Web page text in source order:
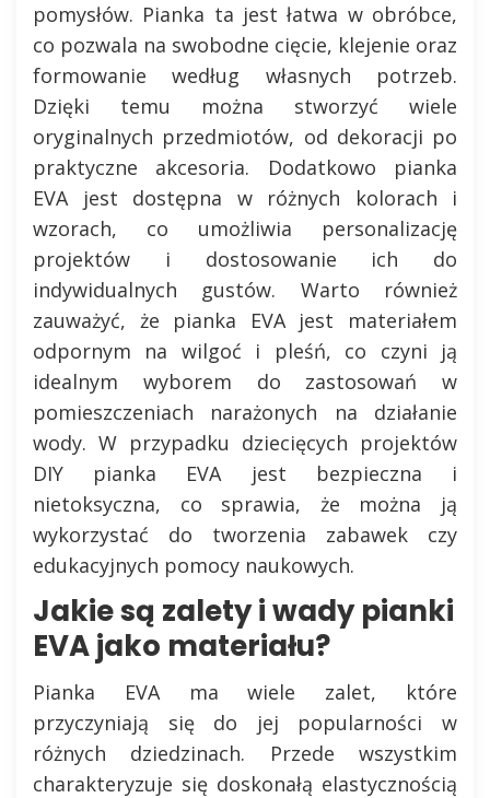
pomysłów. Pianka ta jest łatwa w obróbce,
co pozwala na swobodne cięcie, klejenie oraz
formowanie według własnych potrzeb.
Dzięki temu można stworzyć wiele
oryginalnych przedmiotów, od dekoracji po
praktyczne akcesoria. Dodatkowo pianka
EVA jest dostępna w różnych kolorach i
wzorach, co umożliwia personalizację
projektów i dostosowanie ich do
indywidualnych gustów. Warto również
zauważyć, że pianka EVA jest materiałem
odpornym na wilgoć i pleśń, co czyni ją
idealnym wyborem do zastosowań w
pomieszczeniach narażonych na działanie
wody. W przypadku dziecięcych projektów
DIY pianka EVA jest bezpieczna i
nietoksyczna, co sprawia, że można ją
wykorzystać do tworzenia zabawek czy
edukacyjnych pomocy naukowych.
Jakie są zalety i wady pianki
EVA jako materiału?
Pianka EVA ma wiele zalet, które
przyczyniają się do jej popularności w
różnych dziedzinach. Przede wszystkim
charakteryzuje się doskonałą elastycznością